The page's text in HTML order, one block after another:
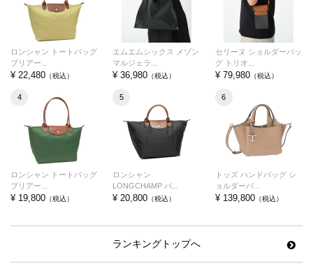
ロンシャン トートバッグ
プリアー...
¥ 22,480 （税込）
エムエムシックス メゾン
マルジェラ...
¥ 36,980 （税込）
セリーヌ ショルダーバッ
グ トリオ...
¥ 79,980（税込）
4
ロンシャン トートバッグ
プリアー...
¥ 19,800 （税込）
5
ロンシャン
LONGCHAMP バ...
¥ 20,800 （税込）
6
トッズ ハンドバッグ シ
ョルダーバ...
¥ 139,800（税込）
ランキングトップへ